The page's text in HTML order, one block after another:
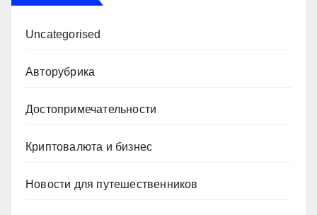
Uncategorised
Авторубрика
Достопримечательности
Криптовалюта и бизнес
Новости для путешественников